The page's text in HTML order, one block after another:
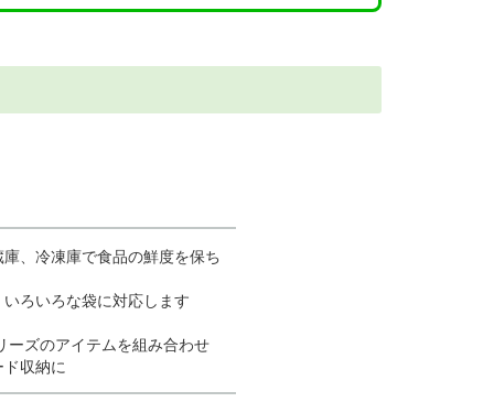
、冷凍庫で食品の鮮度を保ち
ろいろな袋に対応します
ーズのアイテムを組み合わせ
収納に